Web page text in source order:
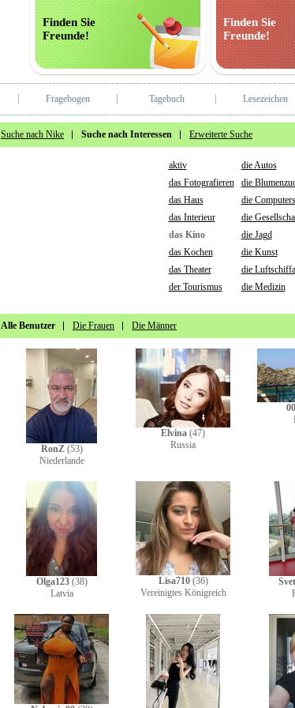
Finden Sie
Freunde!
Finden Sie
Freunde!
Fragebogen Tagebuch Lesezeichen
Suche nach Nike Suche nach Interessen Erweiterte Suche
aktiv
das Fotografieren
das Haus
das Interieur
das Kino
das Kochen
das Theater
der Tourismus
die Autos
die
die Computers
die
die Jagd
die Kunst
die
die Medizin
Alle Benutzer Die Frauen Die Männer
RonZ(53)
Niederlande
Elvina (47)
Russia
Olga123(38)
Latvia
Lisa710(36)
Vereinigtes Königreich